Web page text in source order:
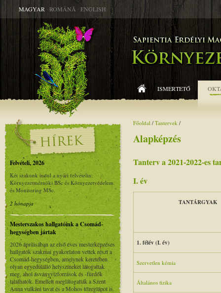
ISMERTETŐ
MAGYAR ∙ROMÂNĂ ∙ENGLISH
Főoldal / Tantervek /
Alapképzés
Tanterv a 2021-2022-es
I. év
TANTÁRGYAK
1. félév (I. év)
Szervetlen kémia
Általános fizika
Felvételi, 2026
Két szakunk indul a nyári felvételin:
Környezetmérnöki BSc és Környezetvédelem
és Monitoring MSc.
2 hónapja
Mesterszakos hallgatóink a Csomád-
hegységben jártak
2026 áprilisában az első éves mesterképzéses
hallgatók szakmai gyakorlaton vettek részt a
Csomád-hegységben, amelynek keretében
olyan egyedülálló helyszíneket látogattak
meg, ahol ásványvízforrások és -fürdők
találhatók. Emellett meglátogatták a Szent
Anna vulkáni tavat és a Mohos tőzeglápot is.